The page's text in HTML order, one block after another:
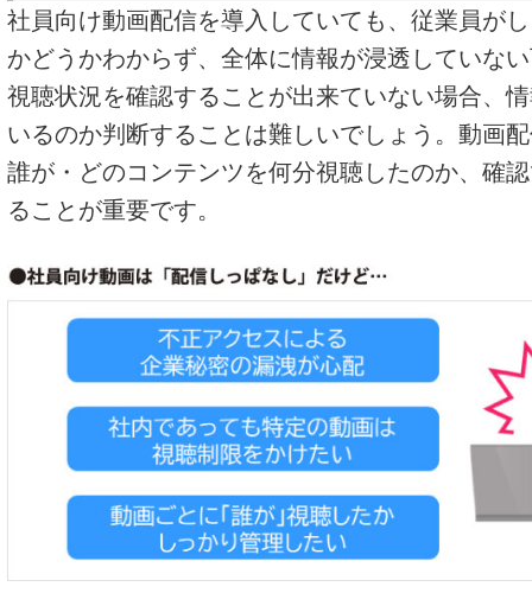
社員向け動画配信を導入していても、従業員が
かどうかわからず、全体に情報が浸透していな
視聴状況を確認することが出来ていない場合、
いるのか判断することは難しいでしょう。動画
誰が・どのコンテンツを何分視聴したのか、確
ることが重要です。